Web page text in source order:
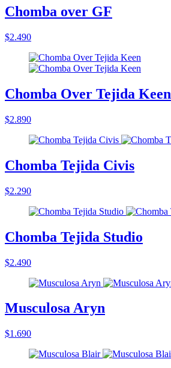
Chomba over GF
$2.490
Chomba Over Tejida Keen
$2.890
Chomba Tejida Civis
$2.290
Chomba Tejida Studio
$2.490
Musculosa Aryn
$1.690